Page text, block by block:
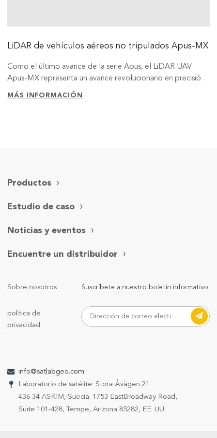
LiDAR de vehículos aéreos no tripulados Apus-MX
Como el último avance de la serie Apus, el LiDAR UAV
Apus-MX representa un avance revolucionario en precisión
y eficiencia en topografía aérea. Diseñado para abordar
nuevo estándar en la industria.
MÁS INFORMACIÓN
Laboratorio de satélite· Stora Åvägen 21
436 34 ASKIM, Suecia· 1753 EastBroadway Road,
Suite 101-428, Tempe, Arizona 85282, EE. UU.
info@satlabgeo.com
Productos
Estudio de caso
Noticias y eventos
Encuentre un distribuidor
Sobre nosotros
política de
privacidad
Suscríbete a nuestro boletín informativo